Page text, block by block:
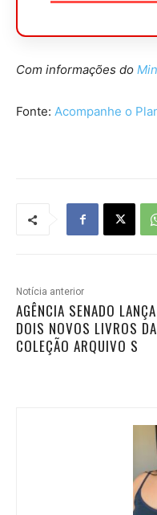
Com informações do
Fonte: Acompanhe o
Notícia anterior
AGÊNCIA SENADO LANÇA
DOIS NOVOS LIVROS DA
COLEÇÃO ARQUIVO S